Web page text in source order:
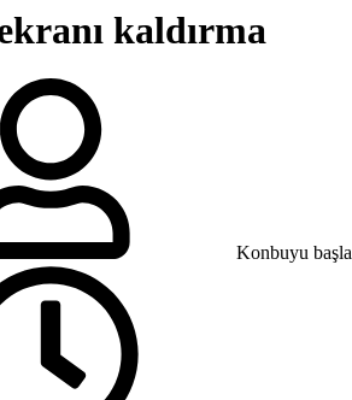
kaldırma
Konbuyu